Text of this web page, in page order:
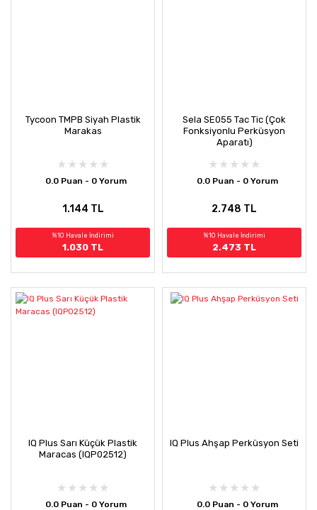
Tycoon TMPB Siyah Plastik
Marakas
0.0 Puan - 0 Yorum
1.144 TL
%10 Havale İndirimi
1.030 TL
Sela SE055 Tac Tic (Çok
Fonksiyonlu Perküsyon
Aparatı)
0.0 Puan - 0 Yorum
2.748 TL
%10 Havale İndirimi
2.473 TL
IQ Plus Sarı Küçük Plastik
Maracas (IQP02512)
0.0 Puan - 0 Yorum
IQ Plus Ahşap Perküsyon Seti
0.0 Puan - 0 Yorum